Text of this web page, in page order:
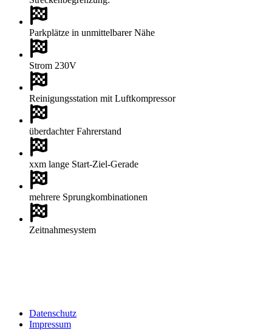
Parkplätze in unmittelbarer Nähe
Strom 230V
Reinigungsstation mit Luftkompressor
überdachter Fahrerstand
xxm lange Start-Ziel-Gerade
mehrere Sprungkombinationen
Zeitnahmesystem
Datenschutz
Impressum